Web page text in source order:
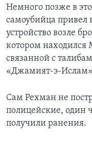
Немного позже в
самоубийца привел
устройство возле
котором находился
связанной с
«Джамият-э-
Сам Рехман не
полицейские, один
получили ранения.